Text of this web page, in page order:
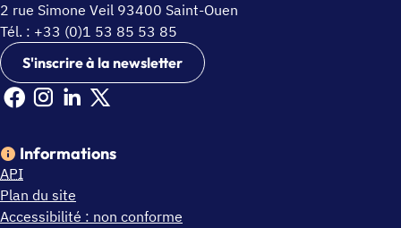
2 rue Simone Veil 93400 Saint-Ouen
Tél. : +33 (0)1 53 85 53 85
S'inscrire à la newsletter
Facebook Ile de France (nouvelle fenêtre)
Instagram Ile de France (nouvelle fenêtre)
Linkedin Ile de France (nouvelle fenêtre)
X Ile de France (nouvelle fenêtre)
Informations
API
Plan du site
Accessibilité : non conforme